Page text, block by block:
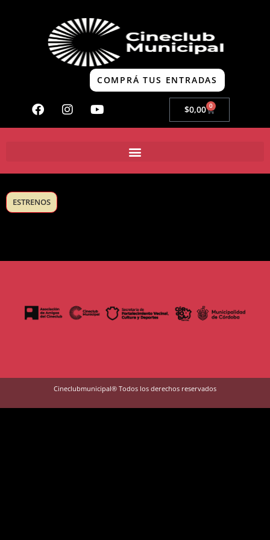
COMPRÁ TUS ENTRADAS
$0,00 0
ESTRENOS
Cineclubmunicipal® Todos los derechos reservados